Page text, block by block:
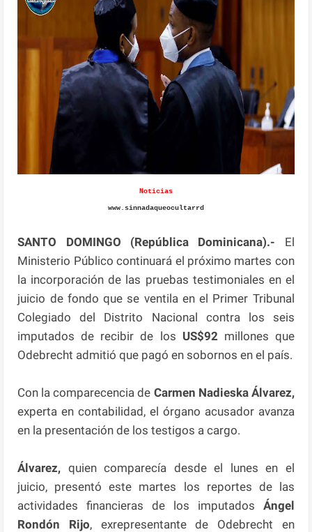
Noticias
www.sinnadaqueocultarrd
SANTO DOMINGO (República Dominicana).- El
Ministerio Público continuará el próximo martes con
la incorporación de las pruebas testimoniales en el
juicio de fondo que se ventila en el Primer Tribunal
Colegiado del Distrito Nacional contra los seis
imputados de recibir de los US$92 millones que
Odebrecht admitió que pagó en sobornos en el país.
Con la comparecencia de Carmen Nadieska Álvarez,
experta en contabilidad, el órgano acusador avanza
en la presentación de los testigos a cargo.
Álvarez, quien comparecía desde el lunes en el
juicio, presentó este martes los reportes de las
actividades financieras de los imputados Ángel
Rondón Rijo, exrepresentante de Odebrecht en